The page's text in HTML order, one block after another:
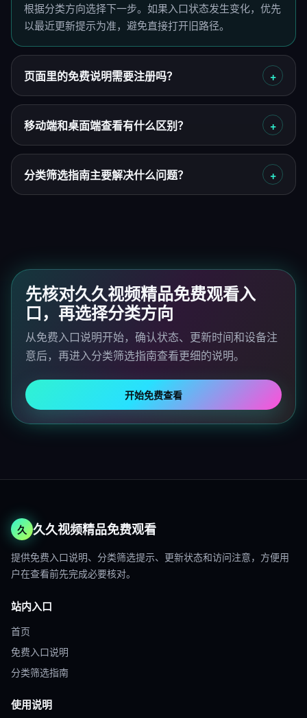
根据分类方向选择下一步。如果入口状态发生变化，优先
以最近更新提示为准，避免直接打开旧路径。
页面里的免费说明需要注册吗？
移动端和桌面端查看有什么区别？
分类筛选指南主要解决什么问题？
先核对久久视频精品免费观看入
口，再选择分类方向
从免费入口说明开始，确认状态、更新时间和设备注
意后，再进入分类筛选指南查看更细的说明。
开始免费查看
久 久久视频精品免费观看
提供免费入口说明、分类筛选提示、更新状态和访问注意，方便用
户在查看前先完成必要核对。
站内入口
首页
免费入口说明
分类筛选指南
使用说明